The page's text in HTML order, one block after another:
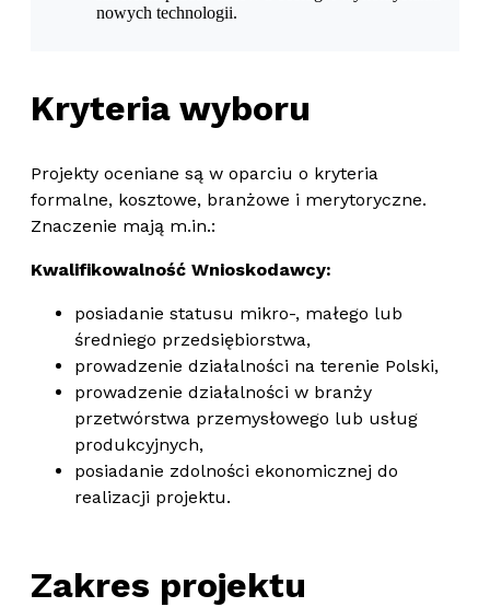
nowych technologii.
Kryteria wyboru
Projekty oceniane są w oparciu o kryteria
formalne, kosztowe, branżowe i merytoryczne.
Znaczenie mają m.in.:
Kwalifikowalność Wnioskodawcy:
posiadanie statusu mikro-, małego lub
średniego przedsiębiorstwa,
prowadzenie działalności na terenie Polski,
prowadzenie działalności w branży
przetwórstwa przemysłowego lub usług
produkcyjnych,
posiadanie zdolności ekonomicznej do
realizacji projektu.
Zakres projektu